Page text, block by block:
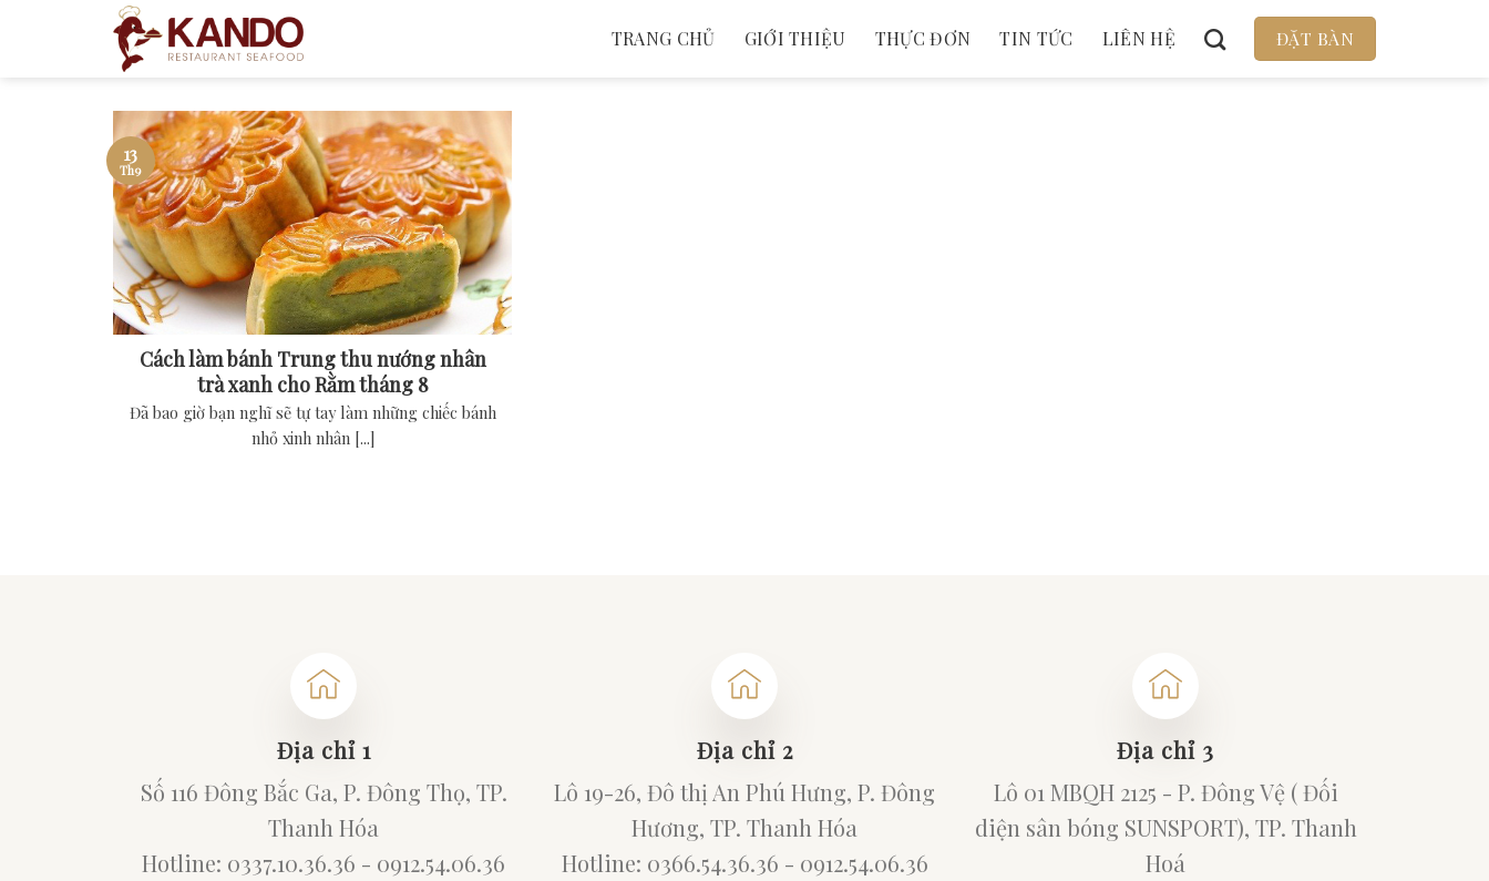
TRANG CHỦ GIỚI THIỆU THỰC ĐƠN TIN TỨC LIÊN HỆ ĐẶT BÀN
Cách làm bánh Trung thu nướng nhân
trà xanh cho Rằm tháng 8
Đã bao giờ bạn nghĩ sẽ tự tay làm những chiếc bánh
nhỏ xinh nhân [...]
13
Th9
Địa chỉ 1
Số 116 Đông Bắc Ga, P. Đông Thọ, TP.
Thanh Hóa
Hotline: 0337.10.36.36 - 0912.54.06.36
Địa chỉ 2
Lô 19-26, Đô thị An Phú Hưng, P. Đông
Hương, TP. Thanh Hóa
Hotline: 0366.54.36.36 - 0912.54.06.36
Địa chỉ 3
Lô 01 MBQH 2125 - P. Đông Vệ ( Đối
diện sân bóng SUNSPORT), TP. Thanh
Hoá